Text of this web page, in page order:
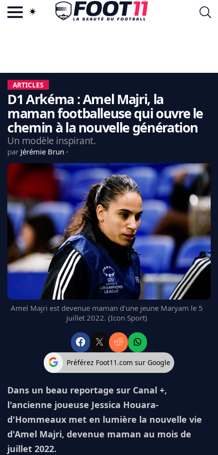
LA CHARTE
VIE PRIVÉE
CGU
CONTACTEZ-NOUS
CDM 2026
EDF
LIGUE 1
REAL MADRID
FC BARCELONE
MANCHESTER UNITED
CHELSEA
ARSENAL
BAYERN
L'AVIS DE LA RÉDAC'
ARTICLES
D1 Arkéma : Amel Majri, la
maman footballeuse qui ouvre le
chemin à la nouvelle génération
Un modèle inspirant.
par Jérémie Brun
Amel Majri est devenue maman d'une jeune Maryam le 5
juillet 2022. (Icon Sport)
Préférez Foot11.com sur Google
Dans un beau reportage sur Canal +,
l'ancienne joueuse Jessica Houara-
d'Hommeaux met en lumière la nouvelle vie
d'Amel Majri, devenue maman au mois de
juillet 2022.